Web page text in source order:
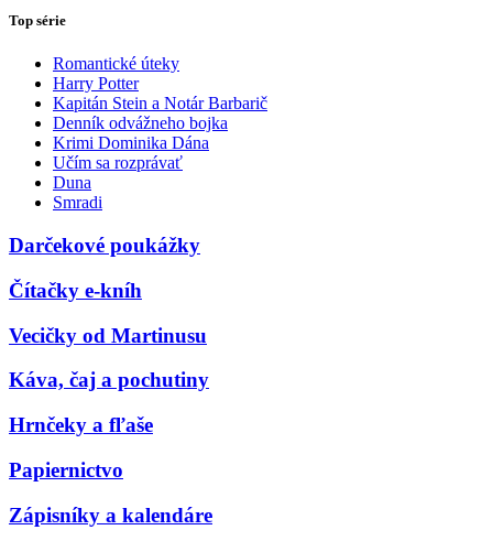
Top série
Romantické úteky
Harry Potter
Kapitán Stein a Notár Barbarič
Denník odvážneho bojka
Krimi Dominika Dána
Učím sa rozprávať
Duna
Smradi
Darčekové poukážky
Čítačky e-kníh
Vecičky od Martinusu
Káva, čaj a pochutiny
Hrnčeky a fľaše
Papiernictvo
Zápisníky a kalendáre